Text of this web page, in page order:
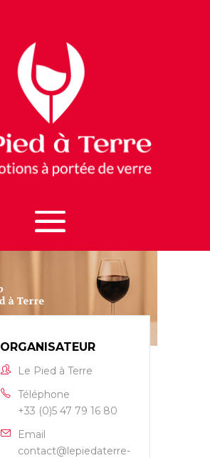
ORGANISATEUR
Le Pied à Terre
Téléphone
+33 (0)5 47 79 16 80
Email
contact@lepiedaterre-